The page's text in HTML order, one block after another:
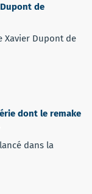
de
Xavier Dupont de
dont le remake
dans la